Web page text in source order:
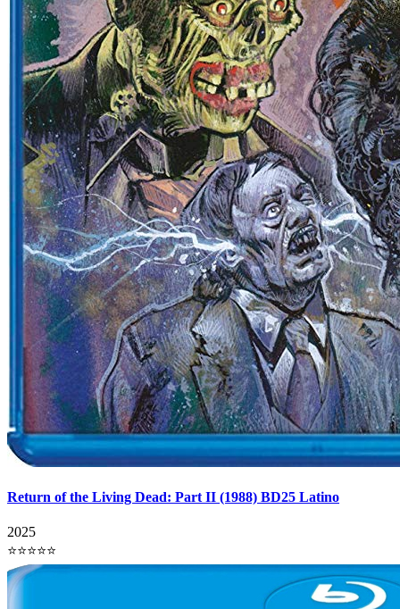
Return of the Living Dead: Part II (1988) BD25 Latino
2025
⭐⭐⭐⭐⭐